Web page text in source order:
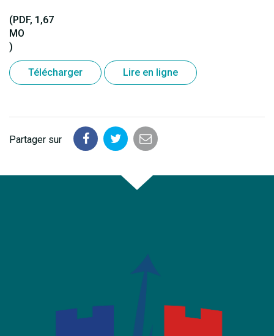
(PDF, 1,67
MO
)
Télécharger Lire en ligne
Partager sur
Partager
Facebook
Partager
Twitter
Partager
email